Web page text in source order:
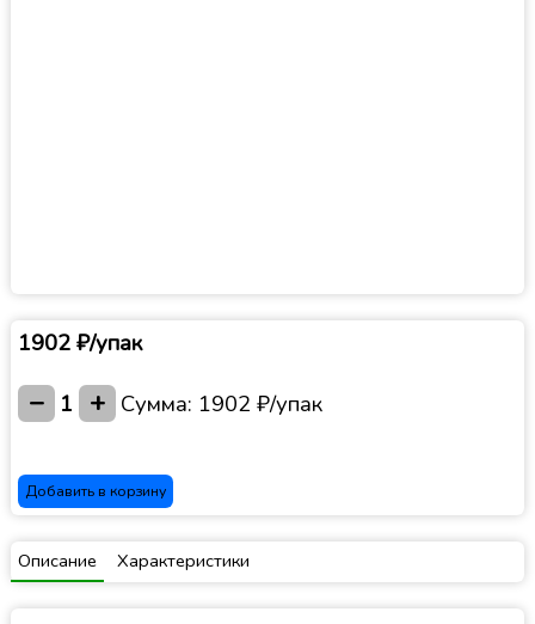
1902 ₽/упак
− 1 + Сумма: 1902 ₽/упак
Добавить в корзину
Описание Характеристики